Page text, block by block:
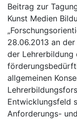
Beitrag zur
Kunst Medien
28.06.2013 an
der Lehrerbildung
allgemeinen
Entwicklungsfeld
Anforderungs-